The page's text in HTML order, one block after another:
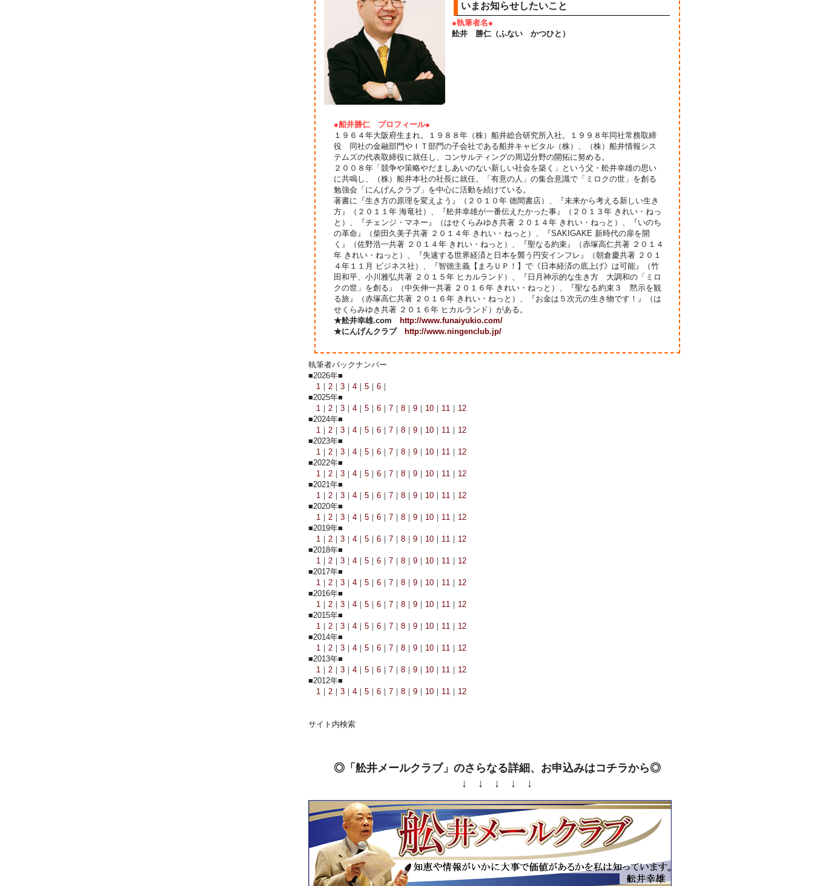
いまお知らせしたいこと
●執筆者名●
舩井 勝仁（ふない かつひと）
●船井勝仁 プロフィール●
１９６４年大阪府生まれ。１９８８年（株）船井総合研究所入社。１９９８年同社常務取締
役 同社の金融部門やＩＴ部門の子会社である船井キャピタル（株）、（株）船井情報シス
テムズの代表取締役に就任し、コンサルティングの周辺分野の開拓に努める。
２００８年「競争や策略やだましあいのない新しい社会を築く」という父・舩井幸雄の思い
に共鳴し、（株）船井本社の社長に就任。「有意の人」の集合意識で「ミロクの世」を創る
勉強会「にんげんクラブ」を中心に活動を続けている。
著書に『生き方の原理を変えよう』（２０１０年 徳間書店）、『未来から考える新しい生き
方』（２０１１年 海竜社）、『舩井幸雄が一番伝えたかった事』（２０１３年 きれい・ねっ
と）、『チェンジ・マネー』（はせくらみゆき共著 ２０１４年 きれい・ねっと）、『いのち
の革命』（柴田久美子共著 ２０１４年 きれい・ねっと）、『SAKIGAKE 新時代の扉を開
く』（佐野浩一共著 ２０１４年 きれい・ねっと）、『聖なる約束』（赤塚高仁共著 ２０１４
年 きれい・ねっと）、『失速する世界経済と日本を襲う円安インフレ』（朝倉慶共著 ２０１
４年１１月 ビジネス社）、『智徳主義【まろＵＰ！】で《日本経済の底上げ》は可能』（竹
田和平、小川雅弘共著 ２０１５年 ヒカルランド）、『日月神示的な生き方 大調和の「ミロ
クの世」を創る』（中矢伸一共著 ２０１６年 きれい・ねっと）、『聖なる約束３ 黙示を観
る旅』（赤塚高仁共著 ２０１６年 きれい・ねっと）、『お金は５次元の生き物です！』（は
せくらみゆき共著 ２０１６年 ヒカルランド）がある。
★舩井幸雄.com
http://www.funaiyukio.com/
★にんげんクラブ
http://www.ningenclub.jp/
執筆者バックナンバー
■2026年■
1 ｜ 2 ｜ 3 ｜ 4 ｜ 5 ｜ 6 ｜
■2025年■
1 ｜ 2 ｜ 3 ｜ 4 ｜ 5 ｜ 6 ｜ 7 ｜ 8 ｜ 9 ｜ 10 ｜ 11 ｜ 12
■2024年■
1 ｜ 2 ｜ 3 ｜ 4 ｜ 5 ｜ 6 ｜ 7 ｜ 8 ｜ 9 ｜ 10 ｜ 11 ｜ 12
■2023年■
1 ｜ 2 ｜ 3 ｜ 4 ｜ 5 ｜ 6 ｜ 7 ｜ 8 ｜ 9 ｜ 10 ｜ 11 ｜ 12
■2022年■
1 ｜ 2 ｜ 3 ｜ 4 ｜ 5 ｜ 6 ｜ 7 ｜ 8 ｜ 9 ｜ 10 ｜ 11 ｜ 12
■2021年■
1 ｜ 2 ｜ 3 ｜ 4 ｜ 5 ｜ 6 ｜ 7 ｜ 8 ｜ 9 ｜ 10 ｜ 11 ｜ 12
■2020年■
1 ｜ 2 ｜ 3 ｜ 4 ｜ 5 ｜ 6 ｜ 7 ｜ 8 ｜ 9 ｜ 10 ｜ 11 ｜ 12
■2019年■
1 ｜ 2 ｜ 3 ｜ 4 ｜ 5 ｜ 6 ｜ 7 ｜ 8 ｜ 9 ｜ 10 ｜ 11 ｜ 12
■2018年■
1 ｜ 2 ｜ 3 ｜ 4 ｜ 5 ｜ 6 ｜ 7 ｜ 8 ｜ 9 ｜ 10 ｜ 11 ｜ 12
■2017年■
1 ｜ 2 ｜ 3 ｜ 4 ｜ 5 ｜ 6 ｜ 7 ｜ 8 ｜ 9 ｜ 10 ｜ 11 ｜ 12
■2016年■
1 ｜ 2 ｜ 3 ｜ 4 ｜ 5 ｜ 6 ｜ 7 ｜ 8 ｜ 9 ｜ 10 ｜ 11 ｜ 12
■2015年■
1 ｜ 2 ｜ 3 ｜ 4 ｜ 5 ｜ 6 ｜ 7 ｜ 8 ｜ 9 ｜ 10 ｜ 11 ｜ 12
■2014年■
1 ｜ 2 ｜ 3 ｜ 4 ｜ 5 ｜ 6 ｜ 7 ｜ 8 ｜ 9 ｜ 10 ｜ 11 ｜ 12
■2013年■
1 ｜ 2 ｜ 3 ｜ 4 ｜ 5 ｜ 6 ｜ 7 ｜ 8 ｜ 9 ｜ 10 ｜ 11 ｜ 12
■2012年■
1 ｜ 2 ｜ 3 ｜ 4 ｜ 5 ｜ 6 ｜ 7 ｜ 8 ｜ 9 ｜ 10 ｜ 11 ｜ 12
サイト内検索
◎「舩井メールクラブ」のさらなる詳細、お申込みはコチラから◎
↓ ↓ ↓ ↓ ↓